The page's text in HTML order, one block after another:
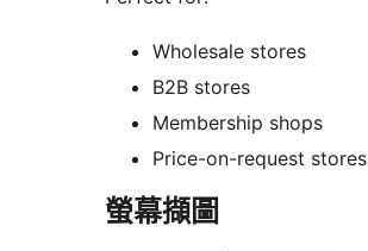
Wholesale stores
B2B stores
Membership shops
Price-on-request stores
螢幕擷圖